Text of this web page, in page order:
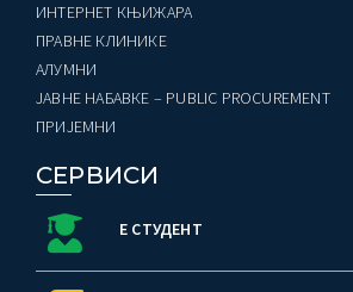
ИНТЕРНЕТ КЊИЖАРА
ПРАВНЕ КЛИНИКЕ
AЛУМНИ
ЈАВНЕ НАБАВКЕ – PUBLIC PROCUREMENT
ПРИЈЕМНИ
СЕРВИСИ
Е СТУДЕНТ